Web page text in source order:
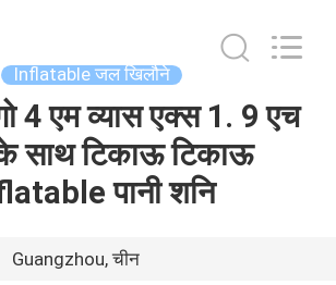
Inflatable जल खिलौने
4 एम व्यास एक्स 1. 9 एच
साथ टिकाऊ टिकाऊ
पानी शनि
Guangzhou, चीन